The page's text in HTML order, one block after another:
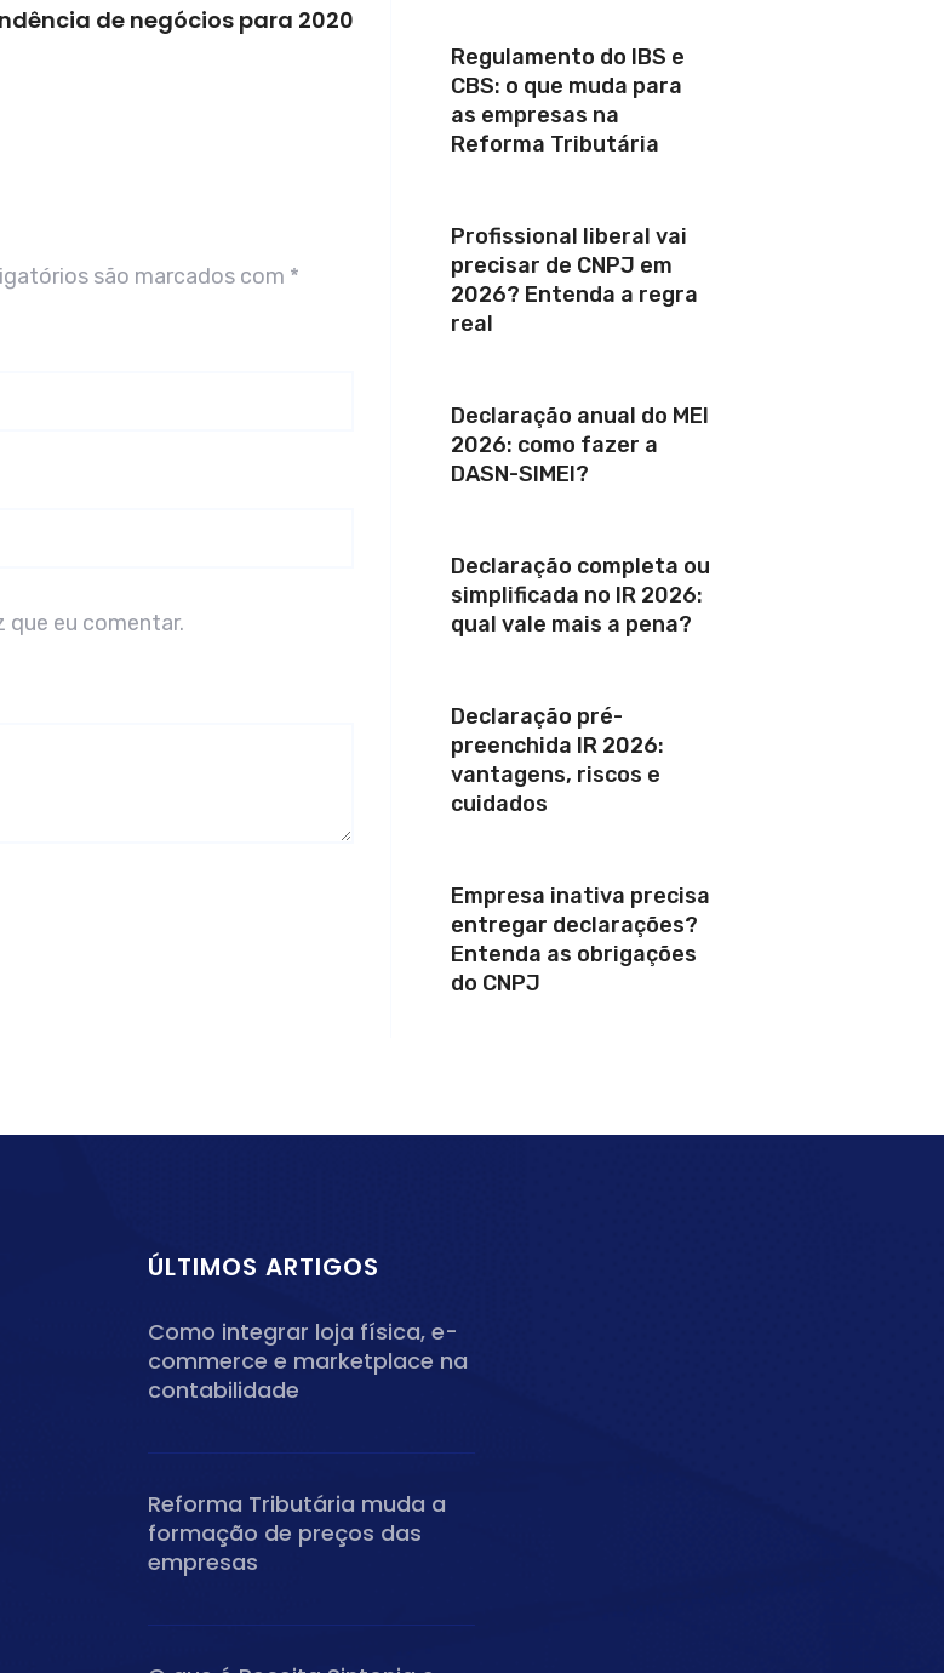
de negócios para 2020
são marcados com *
que eu comentar.
Regulamento do IBS e
CBS: o que muda para
as empresas na
Reforma Tributária
Profissional liberal vai
precisar de CNPJ em
2026? Entenda a regra
real
Declaração anual do MEI
2026: como fazer a
DASN-SIMEI?
Declaração completa ou
simplificada no IR 2026:
qual vale mais a pena?
Declaração pré-
preenchida IR 2026:
vantagens, riscos e
cuidados
Empresa inativa precisa
entregar declarações?
Entenda as obrigações
do CNPJ
ÚLTIMOS ARTIGOS
Como integrar loja física, e-
commerce e marketplace na
contabilidade
Reforma Tributária muda a
formação de preços das
empresas